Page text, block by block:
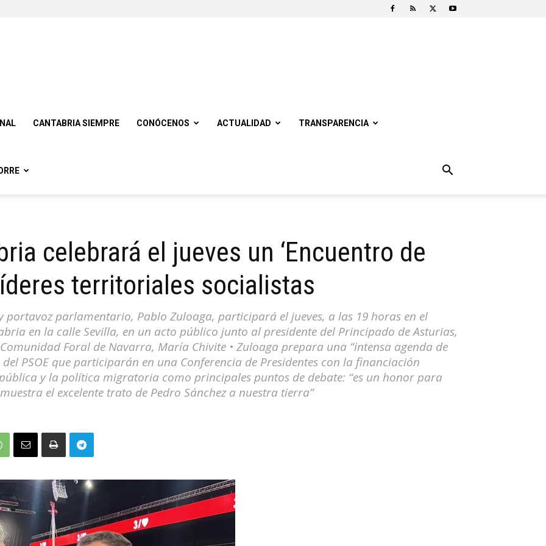
CANTABRIA SIEMPRE CONÓCENOS ACTUALIDAD TRANSPARENCIA
celebrará el jueves un ‘Encuentro de
territoriales socialistas
y portavoz parlamentario, Pablo Zuloaga, participará el jueves, a las 19 horas en el
en la calle Sevilla, en un acto público junto al presidente del Principado de Asturias,
Foral de Navarra, María Chivite • Zuloaga prepara una “intensa agenda de
PSOE que participarán en una Conferencia de Presidentes con la financiación
y la política migratoria como principales puntos de debate: “es un honor para
el excelente trato de Pedro Sánchez a nuestra tierra”